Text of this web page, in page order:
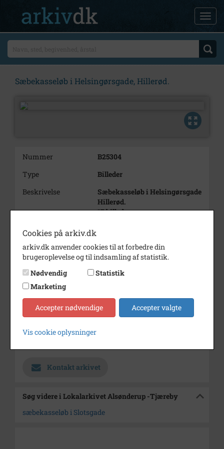
Sæbekasseløb i Helsingørsgade, Hillerød.
Nummer
B25304
Type
Billeder
Beskrivelse
Sæbekasseløb i Helsingørsgade
Hillerød.
17 billeder.
Årstal
Dateringsnote
28/8 1976
Fotograf
Jørgen Rubæk Hansen
Se på kort
Type
Kommune (1970-2050)
Enhed
Hillerød Kommune (2007-2050)
Arkiv
Kontakt arkivet
Søg videre i Lokalarkivet Alsønderup -Tjæreby
sæbekasseløb i Slotsgade
Cookies på arkiv.dk
arkiv.dk anvender cookies til at forbedre din
brugeroplevelse og til indsamling af statistik.
Nødvendig
Statistik
Marketing
Accepter nødvendige Accepter valgte
Vis cookie oplysninger